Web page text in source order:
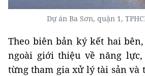
Dự án Ba Sơn, quận 1,
Theo biên bản ký kết hai
ngoài giới thiệu về năng
từng tham gia xử lý tài sản và